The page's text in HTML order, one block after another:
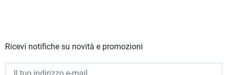
Ricevi notifiche su novità e promozioni